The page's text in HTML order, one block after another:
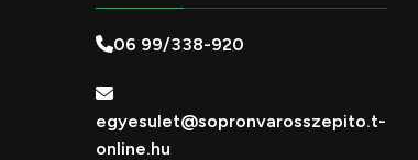
06 99/338-920
egyesulet@sopronvarosszepito.t-
online.hu